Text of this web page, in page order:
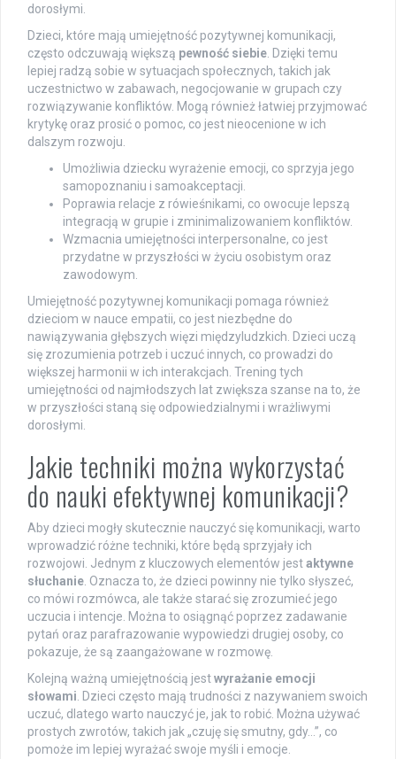
dorosłymi.
Dzieci, które mają umiejętność pozytywnej komunikacji,
często odczuwają większą pewność siebie. Dzięki temu
lepiej radzą sobie w sytuacjach społecznych, takich jak
uczestnictwo w zabawach, negocjowanie w grupach czy
rozwiązywanie konfliktów. Mogą również łatwiej przyjmować
krytykę oraz prosić o pomoc, co jest nieocenione w ich
dalszym rozwoju.
Umożliwia dziecku wyrażenie emocji, co sprzyja jego
samopoznaniu i samoakceptacji.
Poprawia relacje z rówieśnikami, co owocuje lepszą
integracją w grupie i zminimalizowaniem konfliktów.
Wzmacnia umiejętności interpersonalne, co jest
przydatne w przyszłości w życiu osobistym oraz
zawodowym.
Umiejętność pozytywnej komunikacji pomaga również
dzieciom w nauce empatii, co jest niezbędne do
nawiązywania głębszych więzi międzyludzkich. Dzieci uczą
się zrozumienia potrzeb i uczuć innych, co prowadzi do
większej harmonii w ich interakcjach. Trening tych
umiejętności od najmłodszych lat zwiększa szanse na to, że
w przyszłości staną się odpowiedzialnymi i wrażliwymi
dorosłymi.
Jakie techniki można wykorzystać
do nauki efektywnej komunikacji?
Aby dzieci mogły skutecznie nauczyć się komunikacji, warto
wprowadzić różne techniki, które będą sprzyjały ich
rozwojowi. Jednym z kluczowych elementów jestaktywne
słuchanie. Oznacza to, że dzieci powinny nie tylko słyszeć,
co mówi rozmówca, ale także starać się zrozumieć jego
uczucia i intencje. Można to osiągnąć poprzez zadawanie
pytań oraz parafrazowanie wypowiedzi drugiej osoby, co
pokazuje, że są zaangażowane w rozmowę.
Kolejną ważną umiejętnością jestwyrażanie emocji
słowami. Dzieci często mają trudności z nazywaniem swoich
uczuć, dlatego warto nauczyć je, jak to robić. Można używać
prostych zwrotów, takich jak „czuję się smutny, gdy…”, co
pomoże im lepiej wyrażać swoje myśli i emocje.